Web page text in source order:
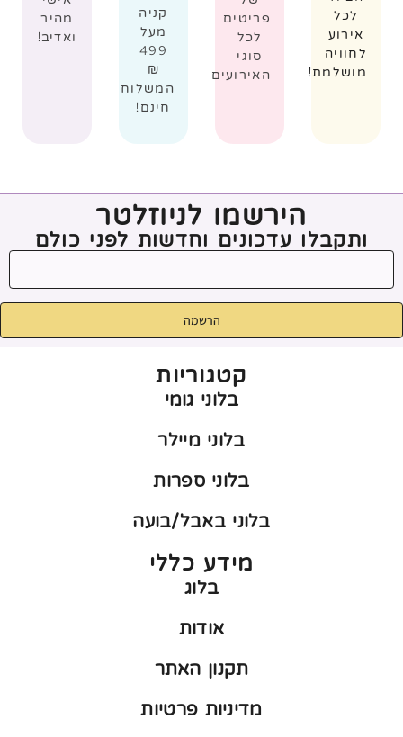
לכל
אירוע
לחוויה
מושלמת!
פריטים
לכל
סוגי
האירועים
קניה
מעל
499
₪
המשלוח
חינם!
מהיר
ואדיב!
הירשמו לניוזלטר
ותקבלו עדכונים וחדשות לפני כולם
הרשמה
קטגוריות
בלוני גומי
בלוני מיילר
בלוני ספרות
בלוני באבל/בועה
מידע כללי
בלוג
אודות
תקנון האתר
מדיניות פרטיות